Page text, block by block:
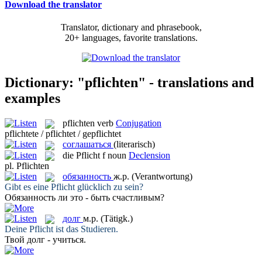
Download the translator
Translator, dictionary and phrasebook,
20+ languages, favorite translations.
Dictionary: "pflichten" - translations and
examples
pflichten verb Conjugation
pflichtete / pflichtet / gepflichtet
соглашаться (literarisch)
die Pflicht f noun Declension
pl. Pflichten
обязанность ж.р. (Verantwortung)
Gibt es eine Pflicht glücklich zu sein?
Обязанность ли это - быть счастливым?
долг м.р. (Tätigk.)
Deine Pflichtist das Studieren.
Твой долг - учиться.